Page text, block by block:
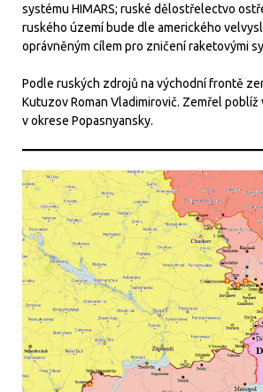
systému HIMARS; ruské dělostřelectvo
ruského území bude dle amerického
oprávněným cílem pro zničení raketovými
Podle ruských zdrojů na východní frontě
Kutuzov Roman Vladimirovič. Zemřel poblíž
v okrese Popasnyansky.